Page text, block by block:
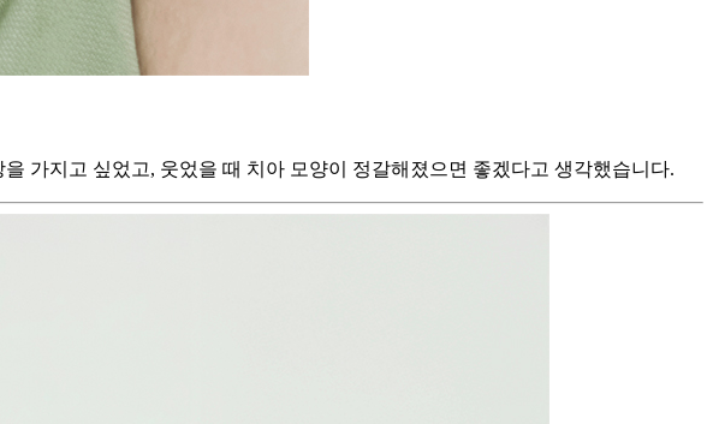
가지고 싶었고, 웃었을 때 치아 모양이 정갈해졌으면 좋겠다고 생각했습니다.